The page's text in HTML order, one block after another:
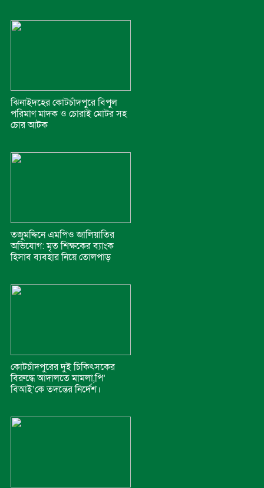
ঝিনাইদহের কোটচাঁদপুরে বিপুল
পরিমাণ মাদক ও চোরাই মোটর সহ
চোর আটক
তজুমদ্দিনে এমপিও জালিয়াতির
অভিযোগ: মৃত শিক্ষকের ব্যাংক
হিসাব ব্যবহার নিয়ে তোলপাড়
কোটচাঁদপুরের দুই চিকিৎসকের
বিরুদ্ধে আদালতে মামলা,পি’
বিআই’কে তদন্তের নির্দেশ।